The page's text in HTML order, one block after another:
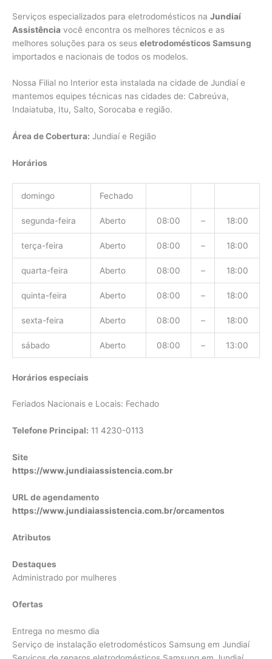
Serviços especializados para eletrodomésticos na Jundiaí
Assistência você encontra os melhores técnicos e as
melhores soluções para os seus eletrodomésticos Samsung
importados e nacionais de todos os modelos.
Nossa Filial no Interior esta instalada na cidade de Jundiaí e
mantemos equipes técnicas nas cidades de: Cabreúva,
Indaiatuba, Itu, Salto, Sorocaba e região.
Área de Cobertura: Jundiaí e Região
Horários
domingo Fechado
segunda-feira Aberto 08:00 – 18:00
terça-feira Aberto 08:00 – 18:00
quarta-feira Aberto 08:00 – 18:00
quinta-feira Aberto 08:00 – 18:00
sexta-feira Aberto 08:00 – 18:00
sábado Aberto 08:00 – 13:00
Horários especiais
Feriados Nacionais e Locais: Fechado
Telefone Principal: 11 4230-0113
Site
https://www.jundiaiassistencia.com.br
URL de agendamento
https://www.jundiaiassistencia.com.br/orcamentos
Atributos
Destaques
Administrado por mulheres
Ofertas
Entrega no mesmo dia
Serviço de instalação eletrodomésticos Samsung em Jundiaí